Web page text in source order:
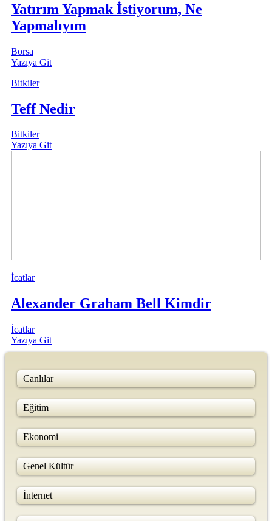
Yatırım Yapmak İstiyorum, Ne
Yapmalıyım
Borsa
Yazıya Git
Bitkiler
Teff Nedir
Bitkiler
Yazıya Git
İcatlar
Alexander Graham Bell Kimdir
İcatlar
Yazıya Git
Canlılar
Eğitim
Ekonomi
Genel Kültür
İnternet